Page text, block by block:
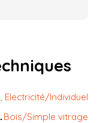
Electricité/Individuel
Bois/Simple vitrage